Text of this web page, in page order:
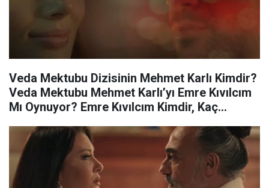
Veda Mektubu Dizisinin Mehmet Karlı Kimdir?
Veda Mektubu Mehmet Karlı’yı Emre Kıvılcım
Mı Oynuyor? Emre Kıvılcım Kimdir, Kaç